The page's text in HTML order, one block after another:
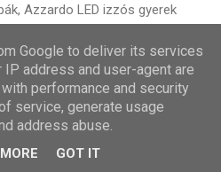
Google to deliver its services
IP address and user-agent are
performance and security
service, generate usage
address abuse.
GOT IT